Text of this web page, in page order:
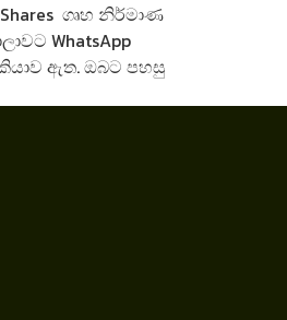
Shares ගෘහ නිර්මාණ
WhatsApp
ඇත. ඔබට පහසු